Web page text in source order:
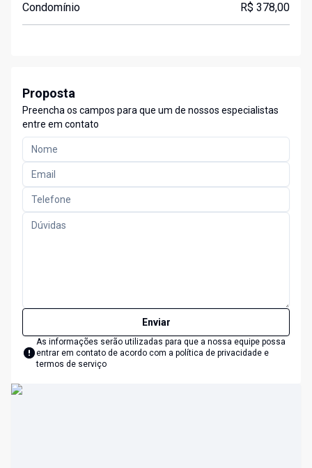
Condomínio R$ 378,00
Proposta
Preencha os campos para que um de nossos especialistas
entre em contato
Enviar
As informações serão utilizadas para que a nossa equipe possa
entrar em contato de acordo com a política de privacidade e
termos de serviço